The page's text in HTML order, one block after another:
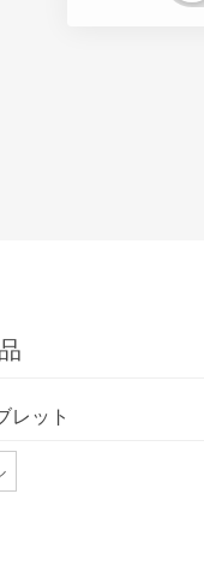
レット